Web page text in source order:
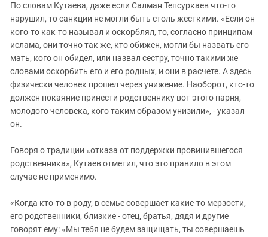
По словам Кутаева, даже если Салман Тепсуркаев что-то
нарушил, то санкции не могли быть столь жесткими. «Если он
кого-то как-то называл и оскорблял, то, согласно принципам
ислама, они точно так же, кто обижен, могли бы назвать его
мать, кого он обидел, или назвал сестру, точно такими же
словами оскорбить его и его родных, и они в расчете. А здесь
физически человек прошел через унижение. Наоборот, кто-то
должен покаяние принести родственнику вот этого парня,
молодого человека, кого таким образом унизили», - указал
он.
Говоря о традиции «отказа от поддержки провинившегося
родственника», Кутаев отметил, что это правило в этом
случае не применимо.
«Когда кто-то в роду, в семье совершает какие-то мерзости,
его родственники, близкие - отец, братья, дядя и другие
говорят ему: «Мы тебя не будем защищать, ты совершаешь